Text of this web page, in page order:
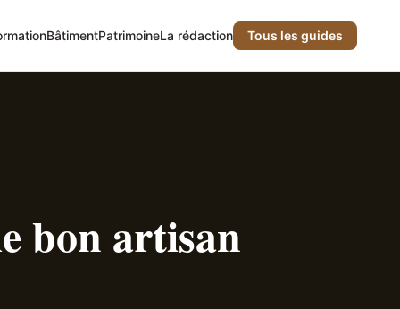
BâtimentPatrimoineLa rédaction Tous les guides
bon artisan